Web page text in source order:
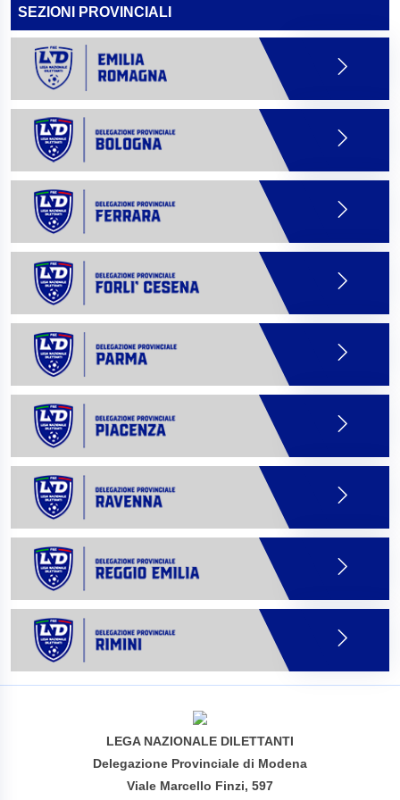
SEZIONI PROVINCIALI
LEGA NAZIONALE DILETTANTI
Delegazione Provinciale di Modena
Viale Marcello Finzi, 597